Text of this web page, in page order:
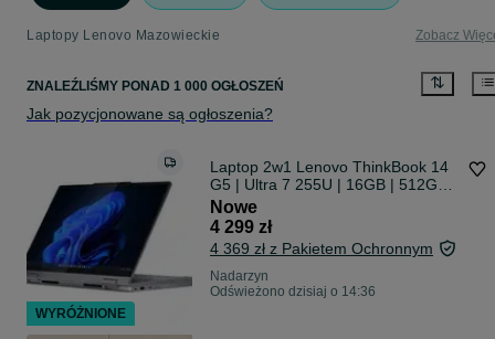
Laptopy Lenovo Mazowieckie Zobacz
ZNALEŹLIŚMY PONAD 1 000 OGŁOSZEŃ
Jak pozycjonowane są ogłoszenia?
Laptop 2w1 Lenovo ThinkBook 14
G5 | Ultra 7 255U | 16GB | 512GB
SSD | Win11 Pro
Nowe
4 299 zł
4 369 zł z Pakietem Ochronnym
Nadarzyn
Odświeżono dzisiaj o 14:36
WYRÓŻNIONE